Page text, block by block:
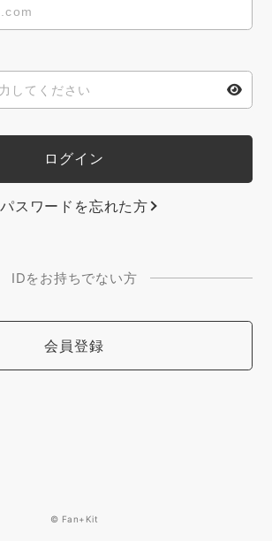
パスワードを忘れた方
IDをお持ちでない方
会員登録
© Fan+Kit